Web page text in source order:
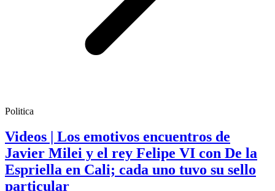
Politica
Videos | Los emotivos encuentros de
Javier Milei y el rey Felipe VI con De la
Espriella en Cali; cada uno tuvo su sello
particular